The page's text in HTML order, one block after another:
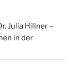
Julia Hillner –
in der